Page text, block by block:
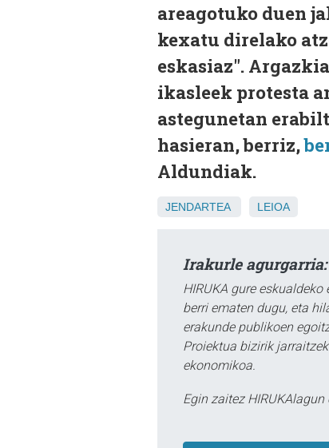
areagotuko duen
kexatu direlako
eskasiaz".
ikasleek protesta
astegunetan
hasieran, berriz,
Aldundiak.
JENDARTEA LEIOA
Irakurle agurgarria:
HIRUKA gure
berri ematen dugu, eta
erakunde publikoen
Proiektua bizirik
ekonomikoa.
Egin zaitez